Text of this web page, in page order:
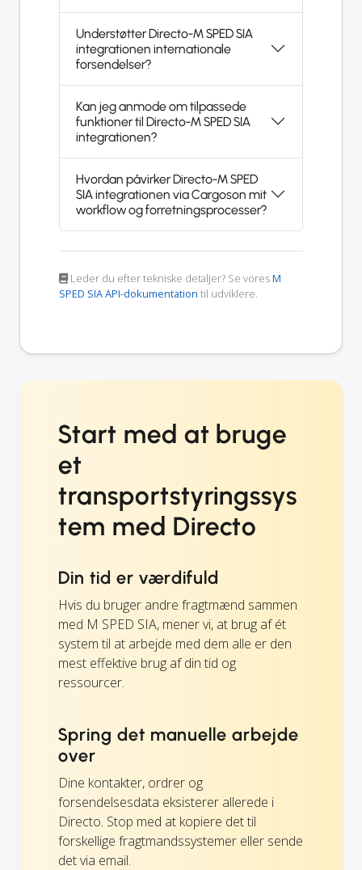
Understøtter Directo-M SPED SIA
integrationen internationale
forsendelser?
Kan jeg anmode om tilpassede
funktioner til Directo-M SPED SIA
integrationen?
Hvordan påvirker Directo-M SPED
SIA integrationen via Cargoson mit
workflow og forretningsprocesser?
Leder du efter tekniske detaljer? Se voresM
SPED SIA API-dokumentation til udviklere.
Start med at bruge
et
transportstyringssys
tem med Directo
Din tid er værdifuld
Hvis du bruger andre fragtmænd sammen
med M SPED SIA, mener vi, at brug af ét
system til at arbejde med dem alle er den
mest effektive brug af din tid og
ressourcer.
Spring det manuelle arbejde
over
Dine kontakter, ordrer og
forsendelsesdata eksisterer allerede i
Directo. Stop med at kopiere det til
forskellige fragtmandssystemer eller sende
det via email.